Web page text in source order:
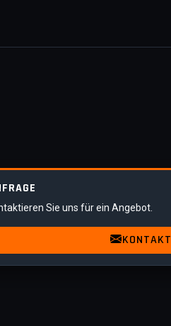
Sie uns für ein Angebot.
KONTAKT